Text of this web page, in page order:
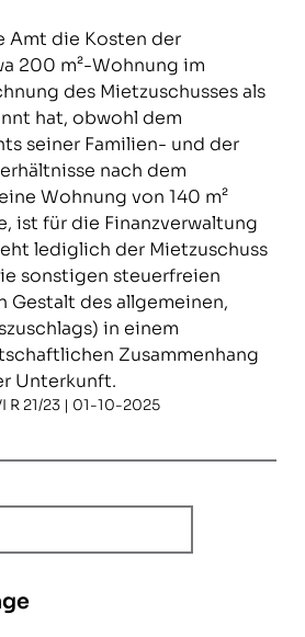
Amt die Kosten der
200 m²-Wohnung im
des Mietzuschusses als
hat, obwohl dem
seiner Familien- und der
nach dem
Wohnung von 140 m²
ist für die Finanzverwaltung
lediglich der Mietzuschuss
sonstigen steuerfreien
Gestalt des allgemeinen,
in einem
Zusammenhang
Unterkunft.
R 21/23 | 01-10-2025